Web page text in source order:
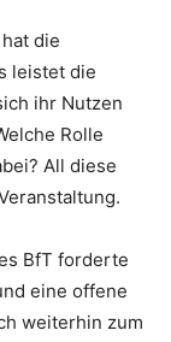
die
leistet die
ihr Nutzen
Rolle
All diese
BfT forderte
eine offene
weiterhin zum